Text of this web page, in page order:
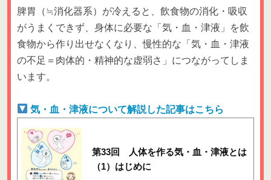
脾胃（≒消化器系）が冷えると、飲食物の消化・吸収
がうまくできず、身体に必要な「気・血・津液」を飲
食物から作り出せなくなり、慢性的な「気・血・津液
の不足＝肉体的・精神的な虚弱さ」につながってしま
います。
気・血・津液について解説した記事はこちら
第33回 人体を作る気・血・津液とは
（1）はじめに